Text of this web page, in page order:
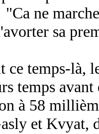
"Ca ne
sa
ce temps-là,
temps
à 58
et Kvyat,